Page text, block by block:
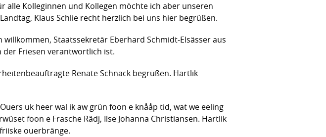
Kolleginnen und Kollegen möchte ich aber unseren
Klaus Schlie recht herzlich bei uns hier begrüßen.
Staatssekretär Eberhard Schmidt-Elsässer aus
Friesen verantwortlich ist.
Renate Schnack begrüßen. Hartlik
uk heer wal ik aw grün foon e knååp tid, wat we eeling
foon e Frasche Rädj, Ilse Johanna Christiansen. Hartlik
ouerbränge.